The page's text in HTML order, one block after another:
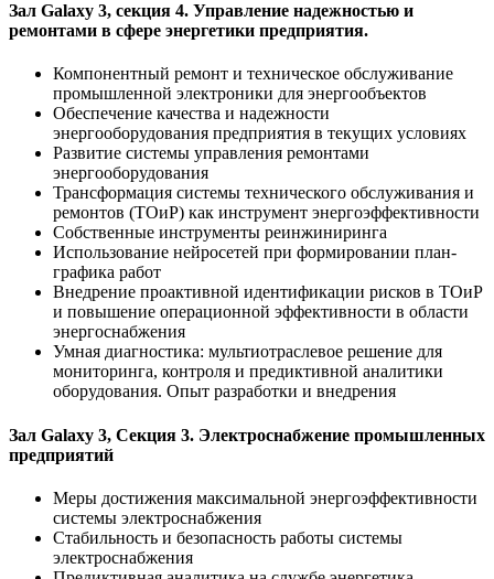
Зал Galaxy 3, секция 4. Управление надежностью и
ремонтами в сфере энергетики предприятия.
Компонентный ремонт и техническое обслуживание
промышленной электроники для энергообъектов
Обеспечение качества и надежности
энергооборудования предприятия в текущих условиях
Развитие системы управления ремонтами
энергооборудования
Трансформация системы технического обслуживания и
ремонтов (ТОиР) как инструмент энергоэффективности
Собственные инструменты реинжиниринга
Использование нейросетей при формировании план-
графика работ
Внедрение проактивной идентификации рисков в ТОиР
и повышение операционной эффективности в области
энергоснабжения
Умная диагностика: мультиотраслевое решение для
мониторинга, контроля и предиктивной аналитики
оборудования. Опыт разработки и внедрения
Зал Galaxy 3, Секция 3. Электроснабжение промышленных
предприятий
Меры достижения максимальной энергоэффективности
системы электроснабжения
Стабильность и безопасность работы системы
электроснабжения